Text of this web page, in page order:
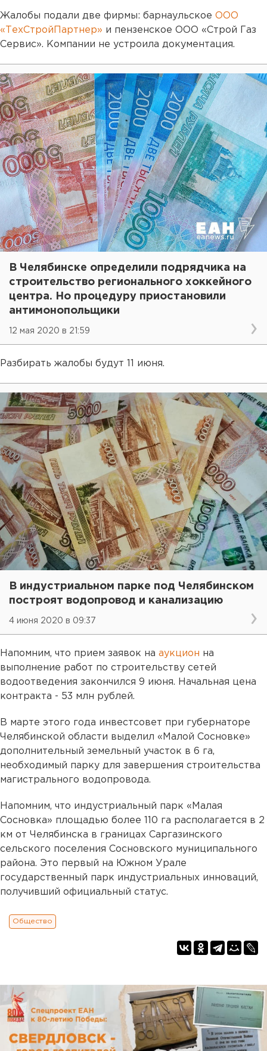
Жалобы подали две фирмы: барнаульское ООО
«ТехСтройПартнер» и пензенское ООО «Строй Газ
Сервис». Компании не устроила документация.
В Челябинске определили подрядчика на
строительство регионального хоккейного
центра. Но процедуру приостановили
антимонопольщики
12 мая 2020 в 21:59
Разбирать жалобы будут 11 июня.
В индустриальном парке под Челябинском
построят водопровод и канализацию
4 июня 2020 в 09:37
Напомним, что прием заявок на аукцион на
выполнение работ по строительству сетей
водоотведения закончился 9 июня. Начальная цена
контракта - 53 млн рублей.
В марте этого года инвестсовет при губернаторе
Челябинской области выделил «Малой Сосновке»
дополнительный земельный участок в 6 га,
необходимый парку для завершения строительства
магистрального водопровода.
Напомним, что индустриальный парк «Малая
Сосновка» площадью более 110 га располагается в 2
км от Челябинска в границах Саргазинского
сельского поселения Сосновского муниципального
района. Это первый на Южном Урале
государственный парк индустриальных инноваций,
получивший официальный статус.
Общество